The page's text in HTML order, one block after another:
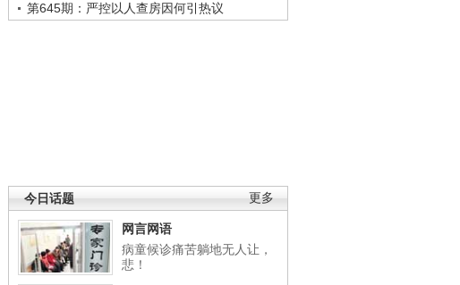
第645期：严控以人查房因何引热议
更多
今日话题
网言网语
病童候诊痛苦躺地无人让，
悲！